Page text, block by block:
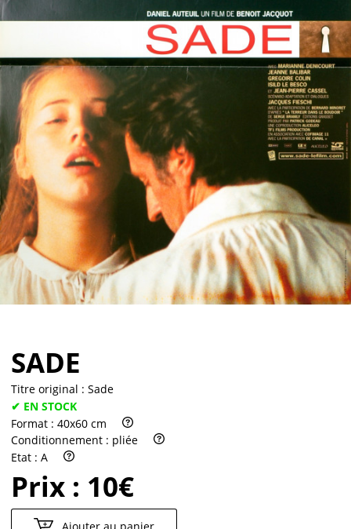
Vendre
SADE
Titre original : Sade
✔ EN STOCK
Format : 40x60 cm
Conditionnement : pliée
Etat : A
Prix : 10€